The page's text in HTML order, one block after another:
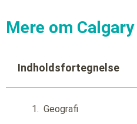
Mere om Calgary
Indholdsfortegnelse
Geografi